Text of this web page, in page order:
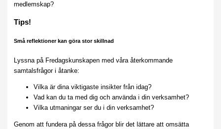
medlemskap?
Tips!
Små reflektioner kan göra stor skillnad
Lyssna på Fredagskunskapen med våra återkommande
samtalsfrågor i åtanke:
Vilka är dina viktigaste insikter från idag?
Vad kan du ta med dig och använda i din verksamhet?
Vilka utmaningar ser du i din verksamhet?
Genom att fundera på dessa frågor blir det lättare att omsätta